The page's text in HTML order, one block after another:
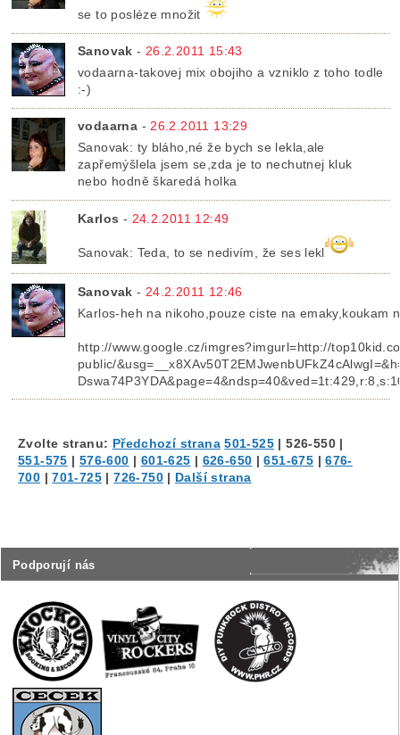
Podporují nás
se to posléze množit
Sanovak - 26.2.2011 15:43
vodaarna-takovej mix obojiho a vzniklo z toho todle
:-)
vodaarna -26.2.2011 13:29
Sanovak: ty bláho,né že bych se lekla,ale
zapřemýšlela jsem se,zda je to nechutnej kluk
nebo hodně škaredá holka
Karlos - 24.2.2011 12:49
Sanovak: Teda, to se nedivím, že ses lekl
Sanovak - 24.2.2011 12:46
Karlos-heh na nikoho,pouze ciste na
http://www.google.cz/imgres?imgurl=http://
public/
Zvolte stranu: Předchozí strana 501-525 |526-550|
551-575 | 576-600 | 601-625 | 626-650 |651-675 |676-
700 |701-725 |726-750| Další strana